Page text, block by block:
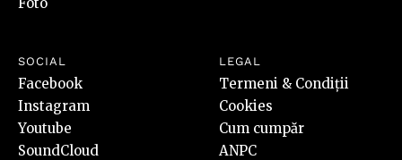
SOCIAL
Facebook
Instagram
Youtube
SoundCloud
LEGAL
Termeni & Condiții
Cookies
Cum cumpăr
ANPC